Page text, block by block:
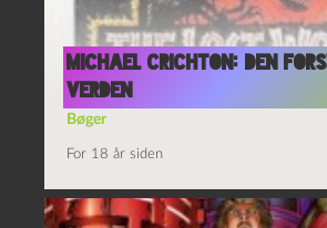
Michael Crichton: Den
verden
Bøger
For 18 år siden